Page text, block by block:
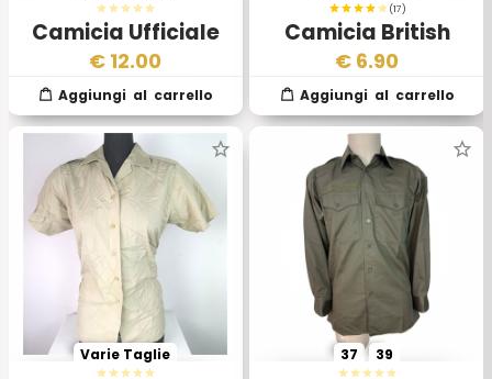
Camicia Ufficiale
Inglese RAF – Alta
Uniforme da Gala
€ 12.00
(17)
Camicia British
Army Manica Corta
€ 6.90
Varie Taglie 37 39